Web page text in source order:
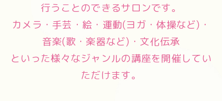
行うことのできるサロンです。
カメラ・手芸・絵・運動(ヨガ・体操など)・
音楽(歌・楽器など)・文化伝承
といった様々なジャンルの講座を開催してい
ただけます。